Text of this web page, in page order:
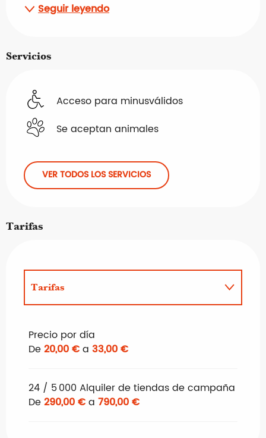
Seguir leyendo
Servicios
Acceso para minusválidos
Se aceptan animales
VER TODOS LOS SERVICIOS
Tarifas
Tarifas
Precio por día
De20,00 €a 33,00 €
24 / 5 000 Alquiler de tiendas de campaña
De290,00 €a 790,00 €